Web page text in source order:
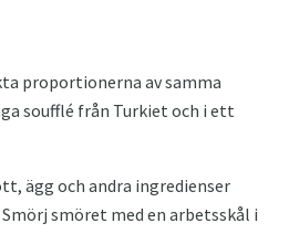
proportionerna av samma
soufflé från Turkiet och i ett
ägg och andra ingredienser
smöret med en arbetsskål i